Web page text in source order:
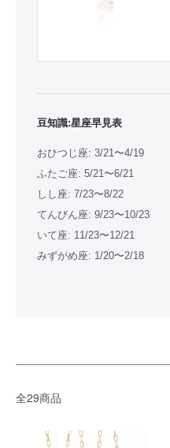
豆知識:星座早見表
おひつじ座: 3/21〜4/19
ふたご座: 5/21〜6/21
しし座: 7/23〜8/22
てんびん座: 9/23〜10/23
いて座: 11/23〜12/21
みずがめ座: 1/20〜2/18
全29商品